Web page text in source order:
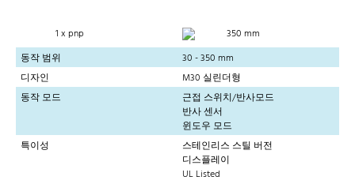
1 x pnp
350 mm
동작 범위
30 - 350 mm
디자인
M30 실린더형
동작 모드
근접 스위치/반사모드
반사 센서
윈도우 모드
특이성
스테인리스 스틸 버전
디스플레이
UL Listed